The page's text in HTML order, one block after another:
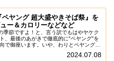
ヤング 超大盛やきそば祭』を
ー＆カロリーなどなど
季節ですよ！と、言う訳でもはやヤケク
、最後のあがきで徹底的に”ペヤング”を
で御座います。いや、わりとペヤングの
取れると言うか、そもそもカップ麺は高く
まあまあペイ出来る説で御座います。...
2024.07.08